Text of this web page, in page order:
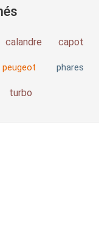
calandre capot
peugeot phares
turbo